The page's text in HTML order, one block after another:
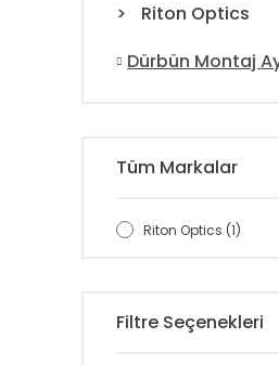
Riton Optics
Dürbün Montaj
Tüm Markalar
Riton Optics (1)
Filtre Seçenekleri